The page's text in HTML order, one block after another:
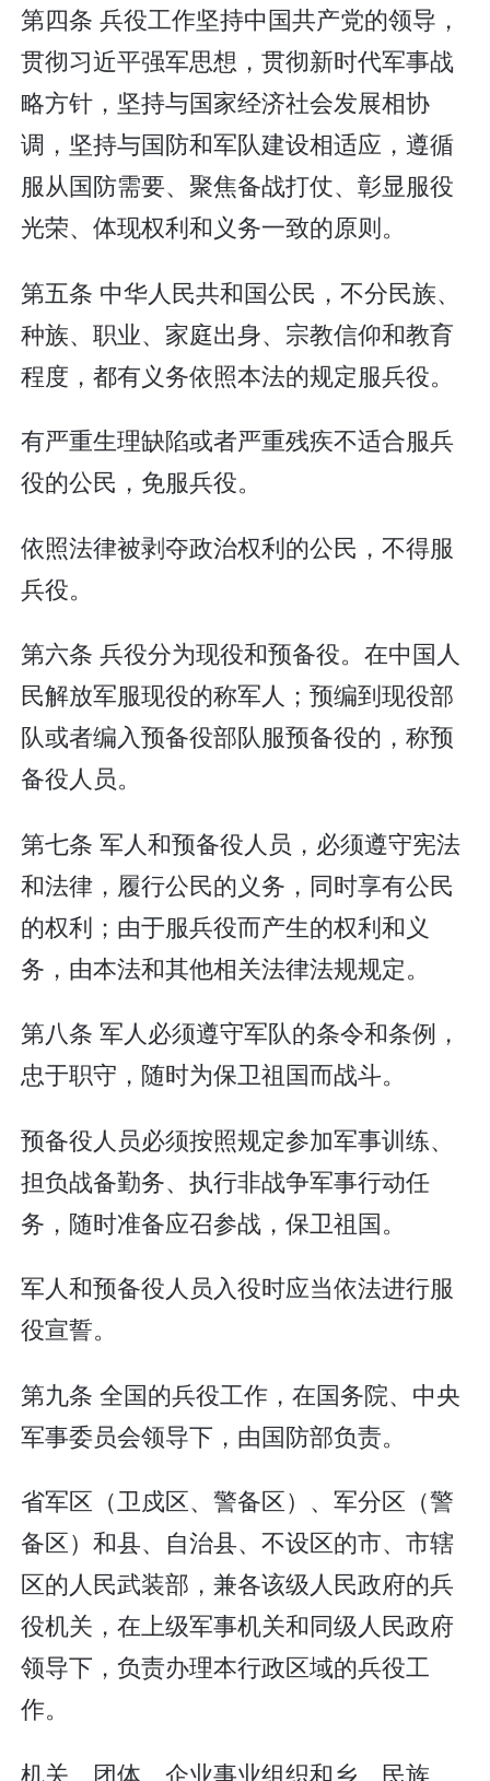
第四条 兵役工作坚持中国共产党的领导，
贯彻习近平强军思想，贯彻新时代军事战
略方针，坚持与国家经济社会发展相协
调，坚持与国防和军队建设相适应，遵循
服从国防需要、聚焦备战打仗、彰显服役
光荣、体现权利和义务一致的原则。
第五条 中华人民共和国公民，不分民族、
种族、职业、家庭出身、宗教信仰和教育
程度，都有义务依照本法的规定服兵役。
有严重生理缺陷或者严重残疾不适合服兵
役的公民，免服兵役。
依照法律被剥夺政治权利的公民，不得服
兵役。
第六条 兵役分为现役和预备役。在中国人
民解放军服现役的称军人；预编到现役部
队或者编入预备役部队服预备役的，称预
备役人员。
第七条 军人和预备役人员，必须遵守宪法
和法律，履行公民的义务，同时享有公民
的权利；由于服兵役而产生的权利和义
务，由本法和其他相关法律法规规定。
第八条 军人必须遵守军队的条令和条例，
忠于职守，随时为保卫祖国而战斗。
预备役人员必须按照规定参加军事训练、
担负战备勤务、执行非战争军事行动任
务，随时准备应召参战，保卫祖国。
军人和预备役人员入役时应当依法进行服
役宣誓。
第九条 全国的兵役工作，在国务院、中央
军事委员会领导下，由国防部负责。
省军区（卫戍区、警备区）、军分区（警
备区）和县、自治县、不设区的市、市辖
区的人民武装部，兼各该级人民政府的兵
役机关，在上级军事机关和同级人民政府
领导下，负责办理本行政区域的兵役工
作。
机关、团体、企业事业组织和乡、民族